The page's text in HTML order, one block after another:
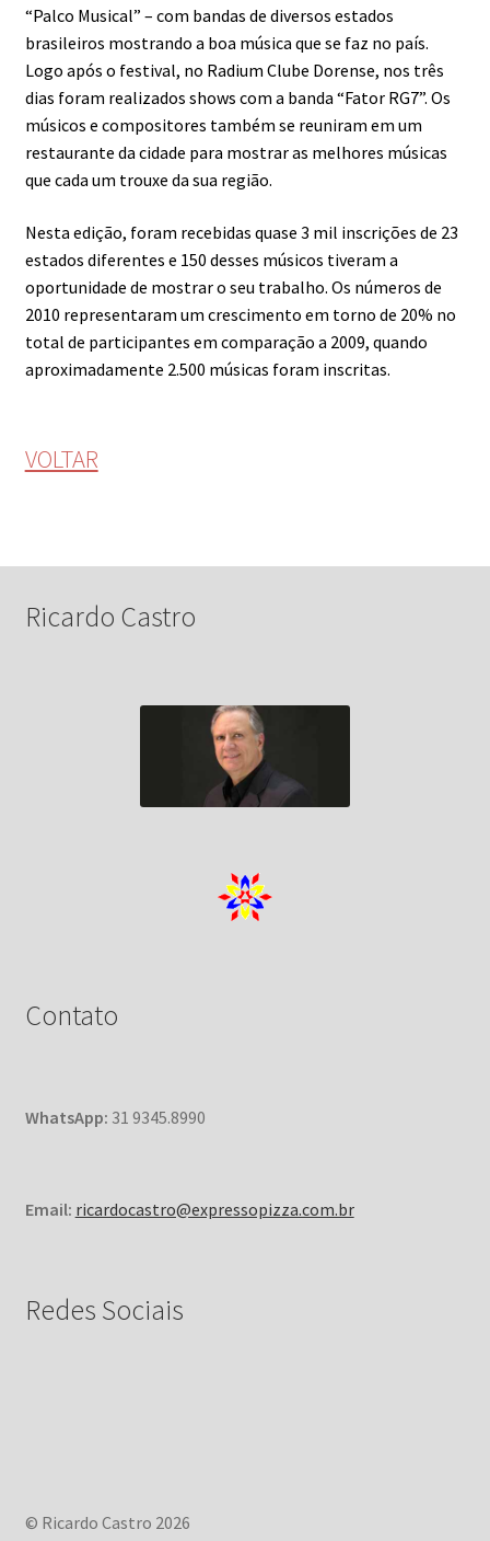
“Palco Musical” – com bandas de diversos estados
brasileiros mostrando a boa música que se faz no país.
Logo após o festival, no Radium Clube Dorense, nos três
dias foram realizados shows com a banda “Fator RG7”. Os
músicos e compositores também se reuniram em um
restaurante da cidade para mostrar as melhores músicas
que cada um trouxe da sua região.
Nesta edição, foram recebidas quase 3 mil inscrições de 23
estados diferentes e 150 desses músicos tiveram a
oportunidade de mostrar o seu trabalho. Os números de
2010 representaram um crescimento em torno de 20% no
total de participantes em comparação a 2009, quando
aproximadamente 2.500 músicas foram inscritas.
VOLTAR
Ricardo Castro
Contato
WhatsApp: 31 9345.8990
Email: ricardocastro@expressopizza.com.br
Redes Sociais
© Ricardo Castro 2026